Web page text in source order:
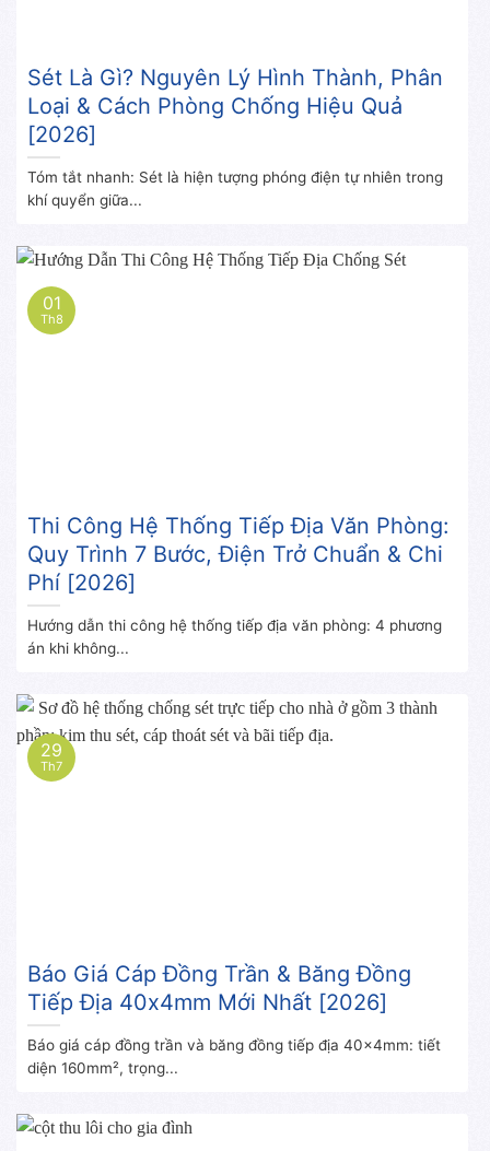
Sét Là Gì? Nguyên Lý Hình Thành, Phân
Loại & Cách Phòng Chống Hiệu Quả
[2026]
Tóm tắt nhanh: Sét là hiện tượng phóng điện tự nhiên trong
khí quyển giữa...
Thi Công Hệ Thống Tiếp Địa Văn Phòng:
Quy Trình 7 Bước, Điện Trở Chuẩn & Chi
Phí [2026]
Hướng dẫn thi công hệ thống tiếp địa văn phòng: 4 phương
án khi không...
01
Th8
Báo Giá Cáp Đồng Trần & Băng Đồng
Tiếp Địa 40x4mm Mới Nhất [2026]
Báo giá cáp đồng trần và băng đồng tiếp địa 40x4mm: tiết
diện 160mm², trọng...
29
Th7